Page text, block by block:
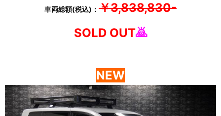
車両総額(税込)： ￥3,838,830-
SOLD OUT🙇
NEW